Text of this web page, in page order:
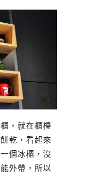
，就在櫃檯
乾，看起來
個冰櫃，沒
外帶，所以